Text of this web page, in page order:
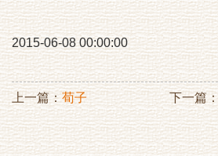
2015-06-08 00:00:00
上一篇：荀子 下一篇